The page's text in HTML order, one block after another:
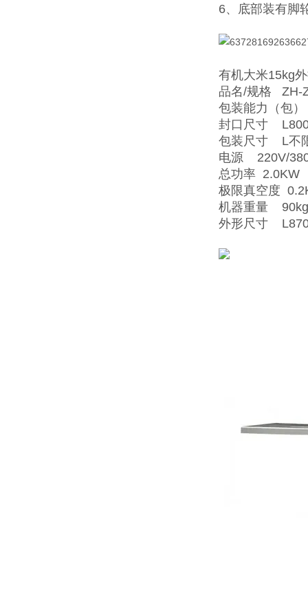
6、底部装有脚
有机大米15kg
品名/规格 ZH-
包装能力（包
封口尺寸
包装尺寸 L不
电源 220V/
总功率 2.0KW
极限真空度
机器重量 90kg
外形尺寸